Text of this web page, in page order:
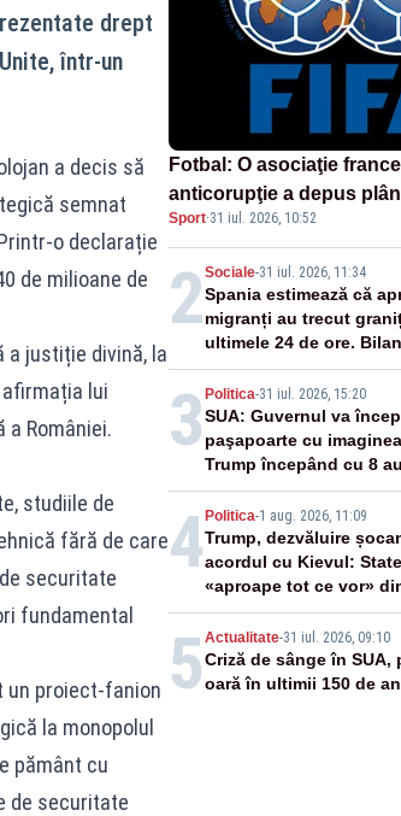
drept
într-un
a decis să
semnat
o declarație
de milioane de
a justiție divină, la
lui
României.
studiile de
fără de care
securitate
fundamental
un proiect-fanion
la monopolul
pământ cu
de securitate
Fotbal: O asociaţie
anticorupţie a depus
împotriva proiectului FIFA
Sport·31 iul. 2026, 10:52
2Sociale-31 iul. 2026, 11:34
Spania estimează că
migranți au trecut
ultimele 24 de ore.
ajuns la 19
3 Politica-31 iul. 2026, 15:20
SUA: Guvernul va
paşapoarte cu
Trump începând cu 8
4 Politica-1 aug. 2026, 11:09
Trump, dezvăluire
acordul cu Kievul:
«aproape tot ce vor»
Ucrainei”
5 Actualitate-31 iul. 2026, 09:10
Criză de sânge în SUA,
oară în ultimii 150 de